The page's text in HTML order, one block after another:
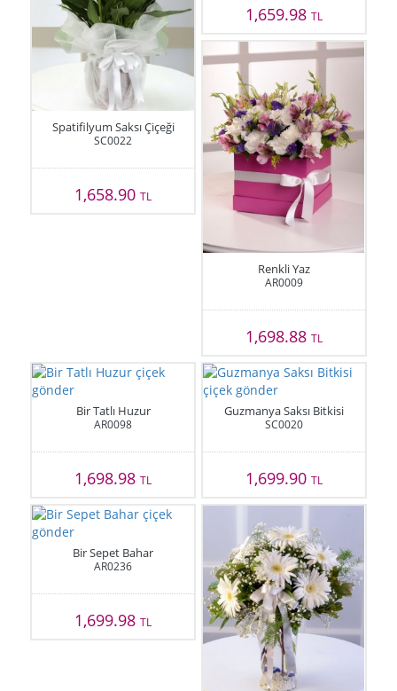
Spatifilyum Saksı Çiçeği
SC0022
1,658.90TL
1,659.98 TL
Renkli Yaz
AR0009
1,698.88 TL
Bir Tatlı Huzur
AR0098
1,698.98TL
Guzmanya Saksı Bitkisi
SC0020
1,699.90 TL
Bir Sepet Bahar
AR0236
1,699.98TL